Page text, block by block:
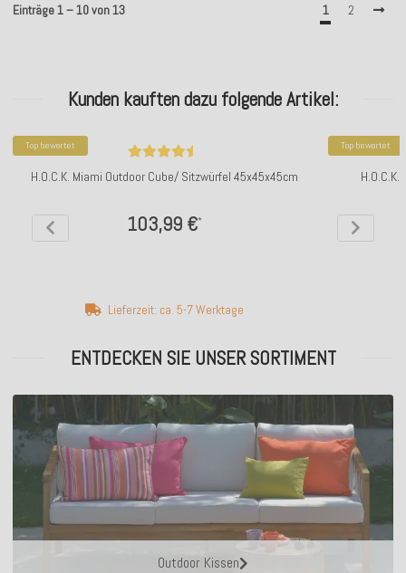
Einträge 1 – 10 von 13 1 2
Kunden kauften dazu folgende Artikel:
Top bewertet
H.O.C.K. Miami Outdoor Cube/ Sitzwürfel 45x45x45cm
103,99 €*
Lieferzeit: ca. 5-7 Werktage
Top bewertet
ENTDECKEN SIE UNSER SORTIMENT
Outdoor Kissen